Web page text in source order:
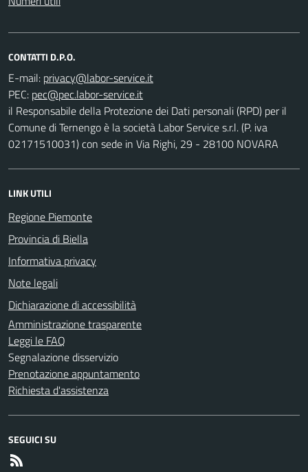
CONTATTI D.P.O.
E-mail:
PEC:
il Responsabile della Protezione dei Dati personali (RPD) per il
Comune di Ternengo è la società Labor Service s.r.l. (P. iva
02171510031) con sede in Via Righi, 29 - 28100 NOVARA
LINK UTILI
Regione Piemonte
Provincia di Biella
Informativa privacy
Note legali
Dichiarazione di accessibilità
Amministrazione trasparente
Leggi le FAQ
Segnalazione disservizio
Prenotazione appuntamento
Richiesta d'assistenza
SEGUICI SU